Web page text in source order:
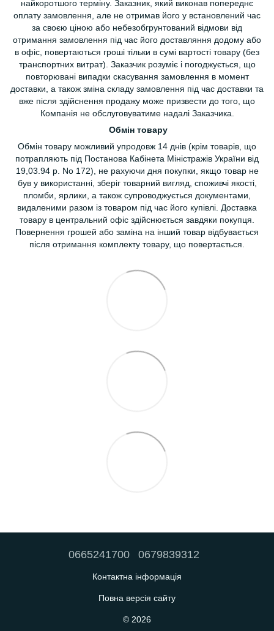
найкоротшого терміну. Заказник, який виконав попереднє
оплату замовлення, але не отримав його у встановлений час
за своєю ціною або небезобгрунтований відмови від
отримання замовлення під час його доставляння додому або
в офіс, повертаються гроші тільки в сумі вартості товару (без
транспортних витрат). Заказчик розуміє і погоджується, що
повторювані випадки скасування замовлення в момент
доставки, а також зміна складу замовлення під час доставки та
вже після здійснення продажу може призвести до того, що
Компанія не обслуговуватиме надалі Заказчика.
Обмін товару
Обмін товару можливий упродовж 14 днів (крім товарів, що
потрапляють під Постанова Кабінета Міністражів України від
19,03.94 р. No 172), не рахуючи дня покупки, якщо товар не
був у використанні, зберіг товарний вигляд, споживчі якості,
пломби, ярлики, а також супроводжується документами,
видаленими разом із товаром під час його купівлі. Доставка
товару в центральний офіс здійснюється завдяки покупця.
Повернення грошей або заміна на інший товар відбувається
після отримання комплекту товару, що повертається.
0665241700 0679839312
Контактна інформація
Повна версія сайту
© 2026